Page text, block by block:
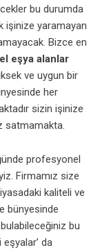
bu durumda
işinize yaramayan
Bizce en
eşya alanlar
ve uygun bir
her
sizin işinize
satmamakta.
profesyonel
Firmamız size
kaliteli ve
bünyesinde
bu
da